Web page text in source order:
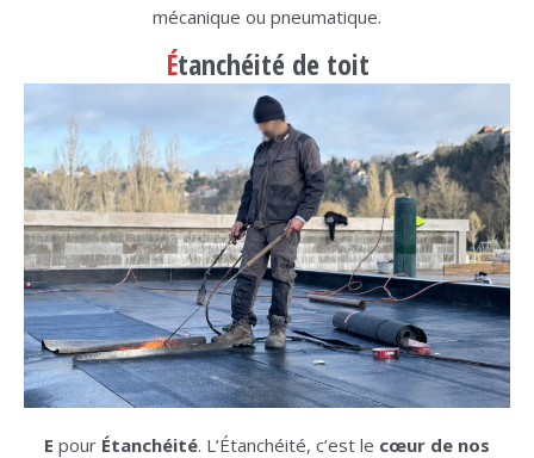
mécanique ou pneumatique.
Étanchéité de toit
E pour Étanchéité. L’Étanchéité, c’est le cœur de nos